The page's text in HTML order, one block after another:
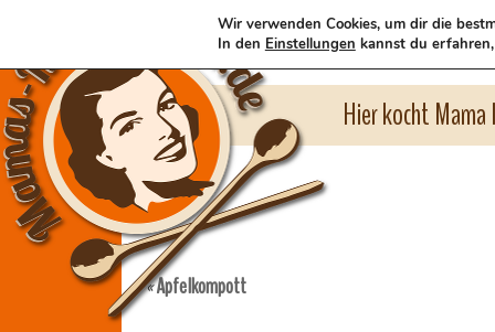
Hier kocht
«Apfelkompott
Wir verwenden Cookies, um dir die
In den Einstellungen kannst du